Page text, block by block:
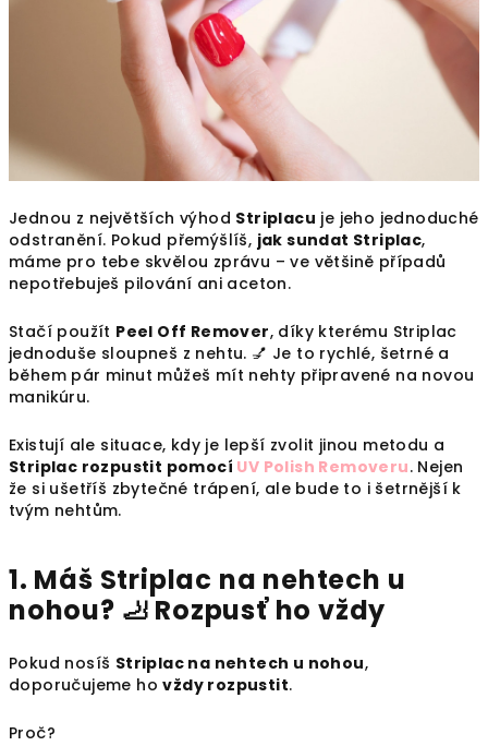
Jednou z největších výhod Striplacu je jeho jednoduché
odstranění. Pokud přemýšlíš, jak sundat Striplac,
máme pro tebe skvělou zprávu – ve většině případů
nepotřebuješ pilování ani aceton.
Stačí použít Peel Off Remover, díky kterému Striplac
jednoduše sloupneš z nehtu. 💅 Je to rychlé, šetrné a
během pár minut můžeš mít nehty připravené na novou
manikúru.
Existují ale situace, kdy je lepší zvolit jinou metodu a
Striplac rozpustit pomocí UV Polish Removeru. Nejen
že si ušetříš zbytečné trápení, ale bude to i šetrnější k
tvým nehtům.
1. Máš Striplac na nehtech u
nohou? 🦶 Rozpusť ho vždy
Pokud nosíš Striplac na nehtech u nohou,
doporučujeme hovždy rozpustit.
Proč?